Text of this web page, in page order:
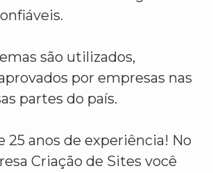
são utilizados,
por empresas nas
partes do país.
25 anos de experiência! No
Criação de Sites você